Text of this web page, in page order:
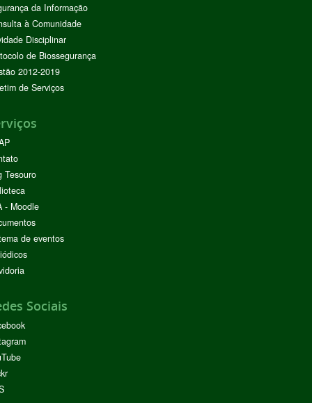
da Informação
à Comunidade
Disciplinar
de Biossegurança
2012-2019
de Serviços
Tesouro
- Moodle
de eventos
Sociais